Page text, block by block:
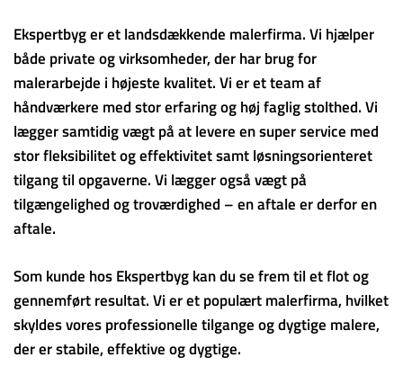
Ekspertbyg er et landsdækkende malerfirma. Vi hjælper
både private og virksomheder, der har brug for
malerarbejde i højeste kvalitet. Vi er et team af
håndværkere med stor erfaring og høj faglig stolthed. Vi
lægger samtidig vægt på at levere en super service med
stor fleksibilitet og effektivitet samt løsningsorienteret
tilgang til opgaverne. Vi lægger også vægt på
tilgængelighed og troværdighed – en aftale er derfor en
aftale.
Som kunde hos Ekspertbyg kan du se frem til et flot og
gennemført resultat. Vi er et populært malerfirma, hvilket
skyldes vores professionelle tilgange og dygtige malere,
der er stabile, effektive og dygtige.